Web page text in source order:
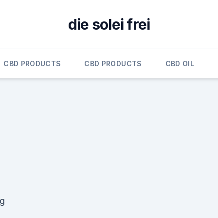
die solei frei
CBD PRODUCTS CBD PRODUCTS CBD OIL